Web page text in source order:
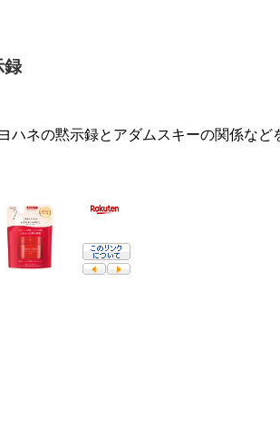
録
ネの黙示録とアダムスキーの関係など